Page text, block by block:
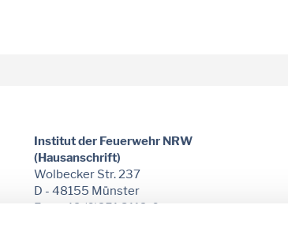
Institut der Feuerwehr NRW
(Hausanschrift)
Wolbecker Str. 237
D - 48155 Münster
Fon: +49 (0)251 3112-0